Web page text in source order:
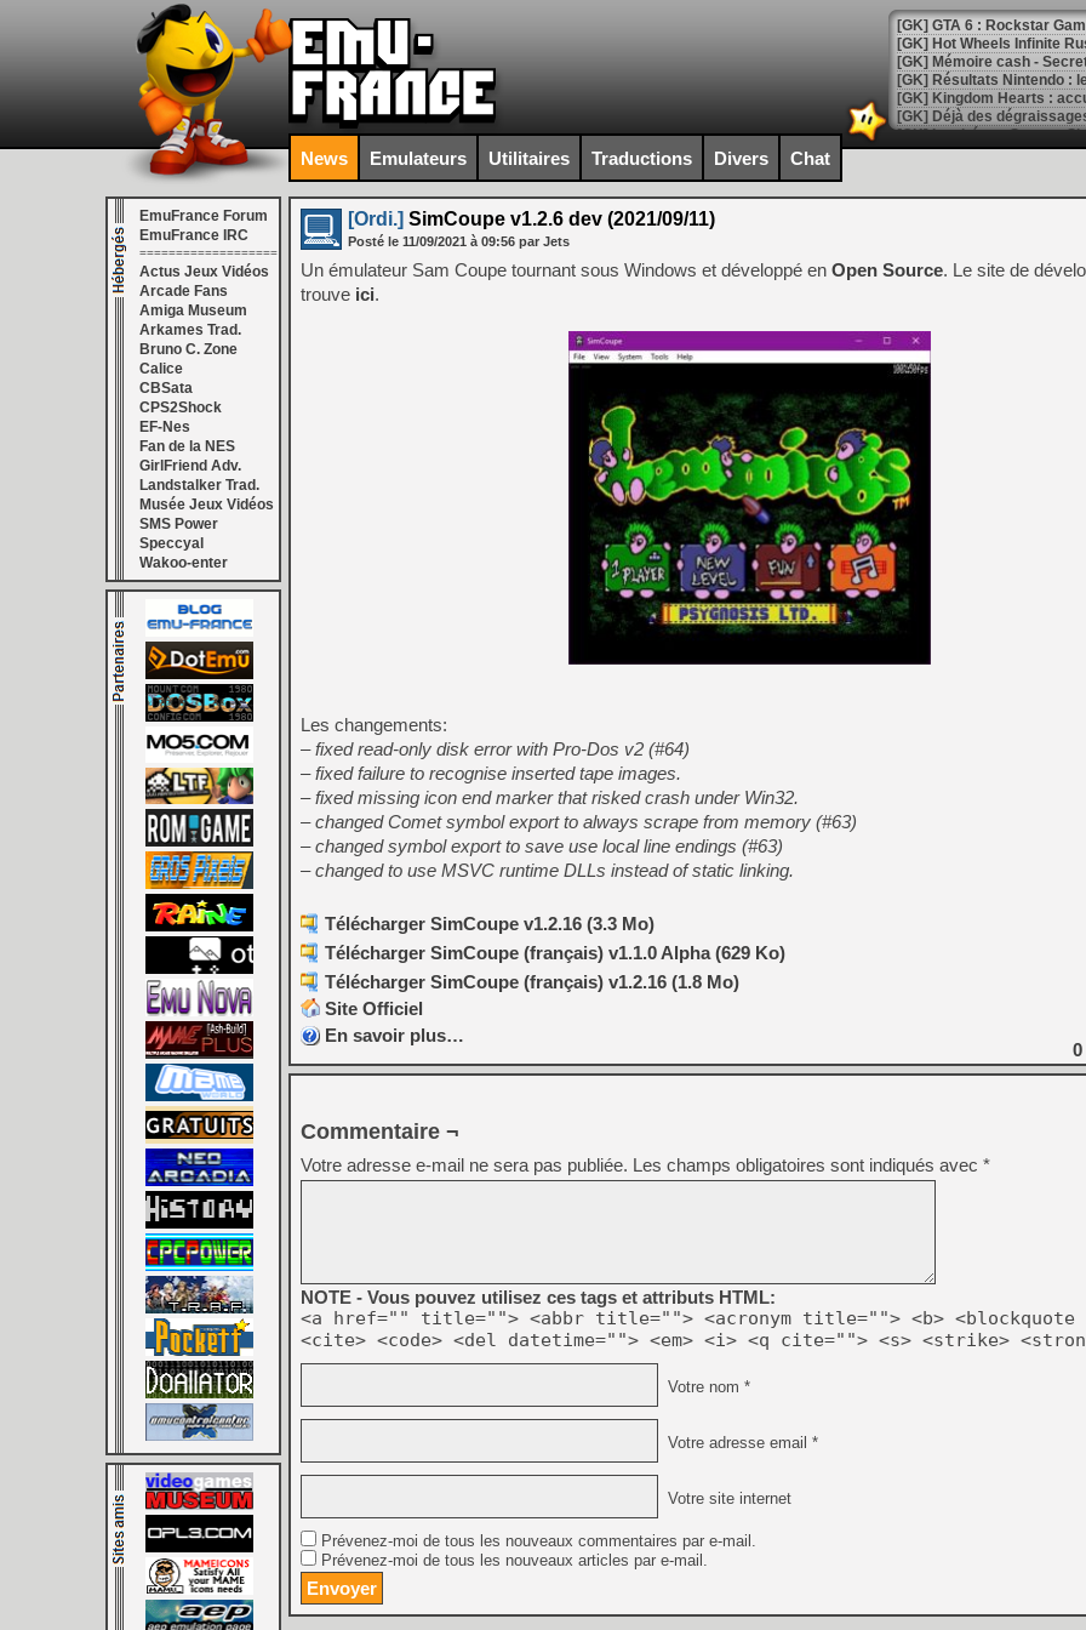
[GK] GTA 6 : Rockstar
[GK] Hot Wheels Infinite
[GK] Mémoire cash -
[GK] Résultats Nintendo :
[GK] Déjà des
[Mo5] Brickboy cherche à
[GK] Minecraft et ses «
[GK] Beast of
[GK] Ubisoft : fin de partie
[GK] Mémoire cash -
[GK] Dan Houser (GTA)
[GK] Comment EA Sports
[GK] Crimson Moon : un
[GK] Isle of Reveries : le
[GK] Moonlighter 2 : The
[GK] Capcom relance
[Mo5] Deux inédits du
[GK] Le beat'em up The
[GK] Endless Legend 2 :
[LS] [PS5] Le WebKit
[GK] Oubliez Crazy Taxi,
[LS] [Switch] NSZ 5.0.0
[GK] No More Room in
[GK] Un chatbot Atelier
[GK] Mémoire cash -
[GK] Nvidia : le prix des
[GK] Suikoden Star Leap
[Mo5] La mini borne
[GK] Pourquoi Marvel
[GK] Test : Restory : Chill
News Emulateurs Utilitaires Traductions Divers Chat
EmuFrance Forum
EmuFrance IRC
===================
Actus Jeux Vidéos
Arcade Fans
Amiga Museum
Arkames Trad.
Bruno C. Zone
Calice
CBSata
CPS2Shock
EF-Nes
Fan de la NES
GirlFriend Adv.
Landstalker Trad.
Musée Jeux Vidéos
SMS Power
Speccyal
Wakoo-enter
[Ordi.] SimCoupe v1.2.6 dev (2021/09/11)
Posté le 11/09/2021 à 09:56 par Jets
Un émulateur Sam Coupe tournant sous Windows et développé en Open Source. Le site de
trouve ici.
Les changements:
– fixed read-only disk error with Pro-Dos v2 (#64)
– fixed failure to recognise inserted tape images.
– fixed missing icon end marker that risked crash under Win32.
– changed Comet symbol export to always scrape from memory (#63)
– changed symbol export to save use local line endings (#63)
– changed to use MSVC runtime DLLs instead of static linking.
Télécharger SimCoupe v1.2.16 (3.3 Mo)
Télécharger SimCoupe (français) v1.1.0 Alpha (629 Ko)
Télécharger SimCoupe (français) v1.2.16 (1.8 Mo)
Site Officiel
En savoir plus…
0
Commentaire ¬
Votre adresse e-mail ne sera pas publiée. Les champs obligatoires sont indiqués avec *
NOTE - Vous pouvez utilisez ces tags et attributs HTML:
<a href="" title=""> <abbr title=""> <acronym title=""> <b> <blockquote
<cite> <code> <del datetime=""> <em> <i> <q cite=""> <s> <strike>
Votre nom *
Votre adresse email *
Votre site internet
Prévenez-moi de tous les nouveaux commentaires par e-mail.
Prévenez-moi de tous les nouveaux articles par e-mail.